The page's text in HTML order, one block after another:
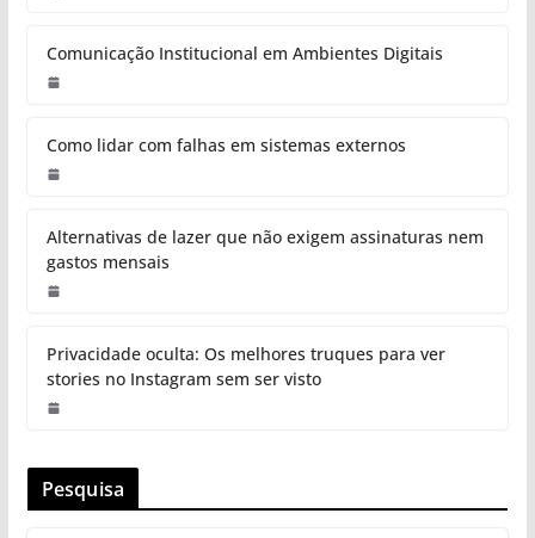
Comunicação Institucional em Ambientes Digitais
Como lidar com falhas em sistemas externos
Alternativas de lazer que não exigem assinaturas nem
gastos mensais
Privacidade oculta: Os melhores truques para ver
stories no Instagram sem ser visto
Pesquisa